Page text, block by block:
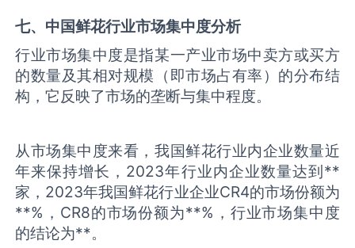
七、中国鲜花行业市场集中度分析
行业市场集中度是指某一产业市场中卖方或买方
的数量及其相对规模（即市场占有率）的分布结
构，它反映了市场的垄断与集中程度。
从市场集中度来看，我国鲜花行业内企业数量近
年来保持增长，2023年行业内企业数量达到**
家，2023年我国鲜花行业企业CR4的市场份额为
**%，CR8的市场份额为**%，行业市场集中度
的结论为**。